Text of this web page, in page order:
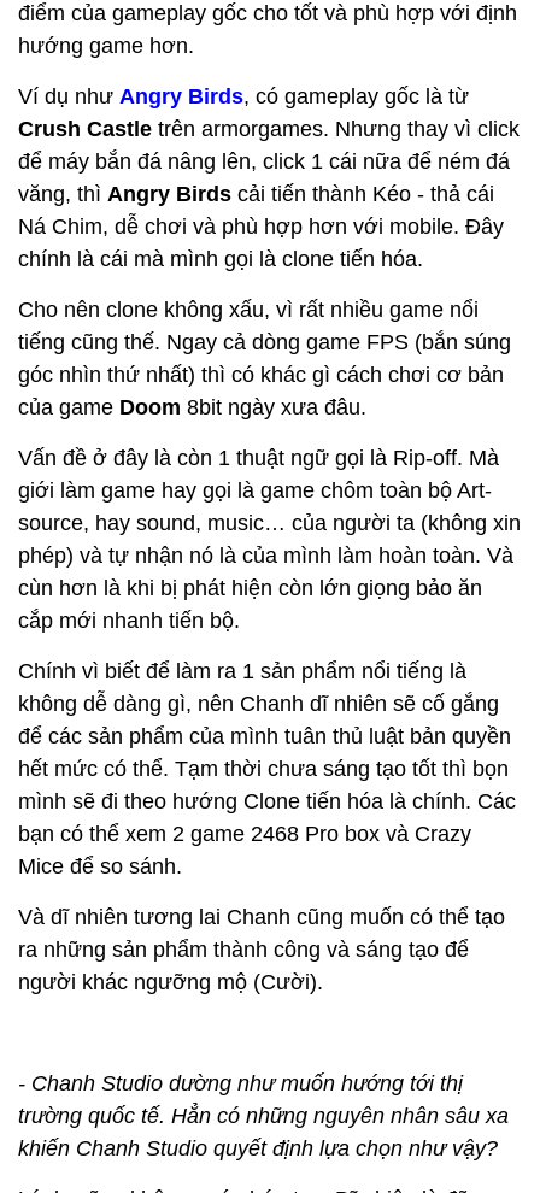
điểm của gameplay gốc cho tốt và phù hợp với định
hướng game hơn.
Ví dụ như Angry Birds, có gameplay gốc là từ
Crush Castle trên armorgames. Nhưng thay vì click
để máy bắn đá nâng lên, click 1 cái nữa để ném đá
văng, thì Angry Birds cải tiến thành Kéo - thả cái
Ná Chim, dễ chơi và phù hợp hơn với mobile. Đây
chính là cái mà mình gọi là clone tiến hóa.
Cho nên clone không xấu, vì rất nhiều game nổi
tiếng cũng thế. Ngay cả dòng game FPS (bắn súng
góc nhìn thứ nhất) thì có khác gì cách chơi cơ bản
của game Doom 8bit ngày xưa đâu.
Vấn đề ở đây là còn 1 thuật ngữ gọi là Rip-off. Mà
giới làm game hay gọi là game chôm toàn bộ Art-
source, hay sound, music… của người ta (không xin
phép) và tự nhận nó là của mình làm hoàn toàn. Và
cùn hơn là khi bị phát hiện còn lớn giọng bảo ăn
cắp mới nhanh tiến bộ.
Chính vì biết để làm ra 1 sản phẩm nổi tiếng là
không dễ dàng gì, nên Chanh dĩ nhiên sẽ cố gắng
để các sản phẩm của mình tuân thủ luật bản quyền
hết mức có thể. Tạm thời chưa sáng tạo tốt thì bọn
mình sẽ đi theo hướng Clone tiến hóa là chính. Các
bạn có thể xem 2 game 2468 Pro box và Crazy
Mice để so sánh.
Và dĩ nhiên tương lai Chanh cũng muốn có thể tạo
ra những sản phẩm thành công và sáng tạo để
người khác ngưỡng mộ (Cười).
- Chanh Studio dường như muốn hướng tới thị
trường quốc tế. Hẳn có những nguyên nhân sâu xa
khiến Chanh Studio quyết định lựa chọn như vậy?